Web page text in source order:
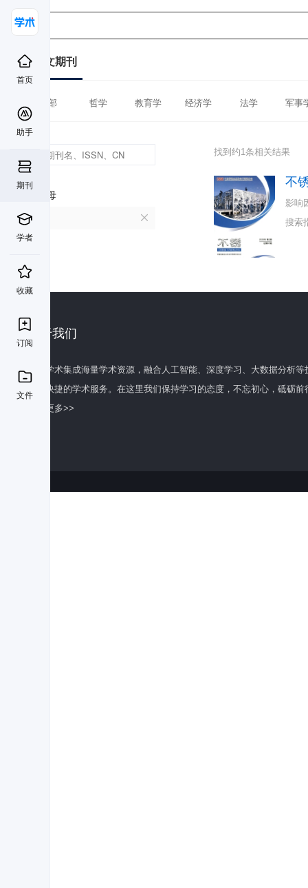
首页
助手
期刊
学者
收藏
订阅
文件
中文期刊
全部 哲学 教育学 经济学 法学 军事
首字母
B
找到约1条相关结果
不
影响
搜索
关于我们
百度学术集成海量学术资源，融合人工智能、深度学习、大数据分析
全面快捷的学术服务。在这里我们保持学习的态度，不忘初心，砥砺前
了解更多>>